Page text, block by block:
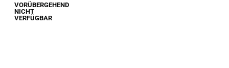
VORÜBERGEHEND
NICHT
VERFÜGBAR